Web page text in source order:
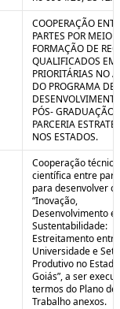
COOPERAÇÃO
PARTES POR MEIO
FORMAÇÃO DE
QUALIFICADOS EM
PRIORITÁRIAS NO
DO PROGRAMA DE
PÓS- GRADUAÇÃO
PARCERIA
NOS ESTADOS.
Cooperação
científica entre
para desenvolver o
“Inovação,
Desenvolvimento e
Sustentabilidade:
Estreitamento entre
Universidade e
Produtivo no
Goiás”, a ser
termos do Plano de
Trabalho anexos.